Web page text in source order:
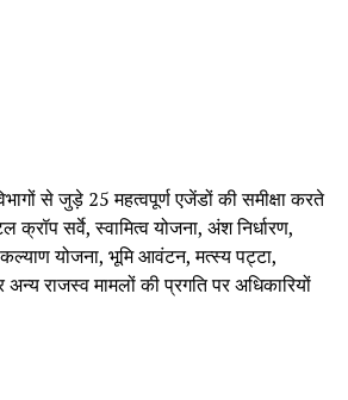
से जुड़े 25 महत्वपूर्ण एजेंडों की समीक्षा करते
सर्वे, स्वामित्व योजना, अंश निर्धारण,
योजना, भूमि आवंटन, मत्स्य पट्टा,
राजस्व मामलों की प्रगति पर अधिकारियों